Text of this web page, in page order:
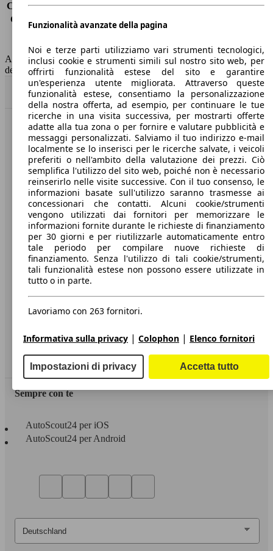
Consumo (extra-urbano) 3.7 l/100km
Consumo (combinato)*
4.6 l/100km
Capacità del serbatoio
50 l
AutoScout24 non si assume alcuna responsabilità per la correttezza
dei dati.
Torna su
Benvenuti su AutoScout24, il mercato auto europeo.
Società
A proposito di AutoScout24
Stampa
Media
Condizioni generali
Informazioni
Privacy
Dichiarazione di Accessibilità
Servizi
Area rivenditori
Sempre con te
AutoScout24 per iOS
AutoScout24 per Android
Funzionalità avanzate della pagina
Noi e terze parti utilizziamo vari strumenti tecnologici,
inclusi cookie e strumenti simili sul nostro sito web, per
offrirti funzionalità estese del sito e garantire
un'esperienza utente migliorata. Attraverso queste
funzionalità estese, consentiamo la personalizzazione
della nostra offerta, ad esempio, per continuare le tue
ricerche in una visita successiva, per mostrarti offerte
adatte alla tua zona o per fornire e valutare pubblicità e
messaggi personalizzati. Salviamo il tuo indirizzo e-mail
localmente se lo inserisci per le ricerche salvate, i veicoli
preferiti o nell'ambito della valutazione dei prezzi. Ciò
semplifica l'utilizzo del sito web, poiché non è necessario
reinserirlo nelle visite successive. Con il tuo consenso, le
informazioni basate sull'utilizzo saranno trasmesse ai
concessionari che contatti. Alcuni cookie/strumenti
vengono utilizzati dai fornitori per memorizzare le
informazioni fornite durante le richieste di finanziamento
per 30 giorni e per riutilizzarle automaticamente entro
tale periodo per compilare nuove richieste di
finanziamento. Senza l'utilizzo di tali cookie/strumenti,
tali funzionalità estese non possono essere utilizzate in
tutto o in parte.
Lavoriamo con 263 fornitori.
Informativa sulla privacy | Colophon | Elenco fornitori
Impostazioni di privacy Accetta tutto